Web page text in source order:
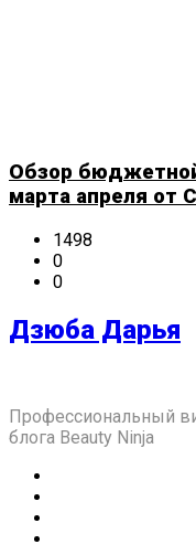
Обзор
марта апреля от
1498
0
0
Дзюба Дарья
Профессиональный
блога Beauty Ninja